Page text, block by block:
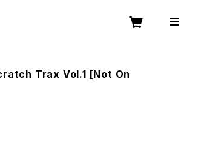
Trax Vol.1 [Not On